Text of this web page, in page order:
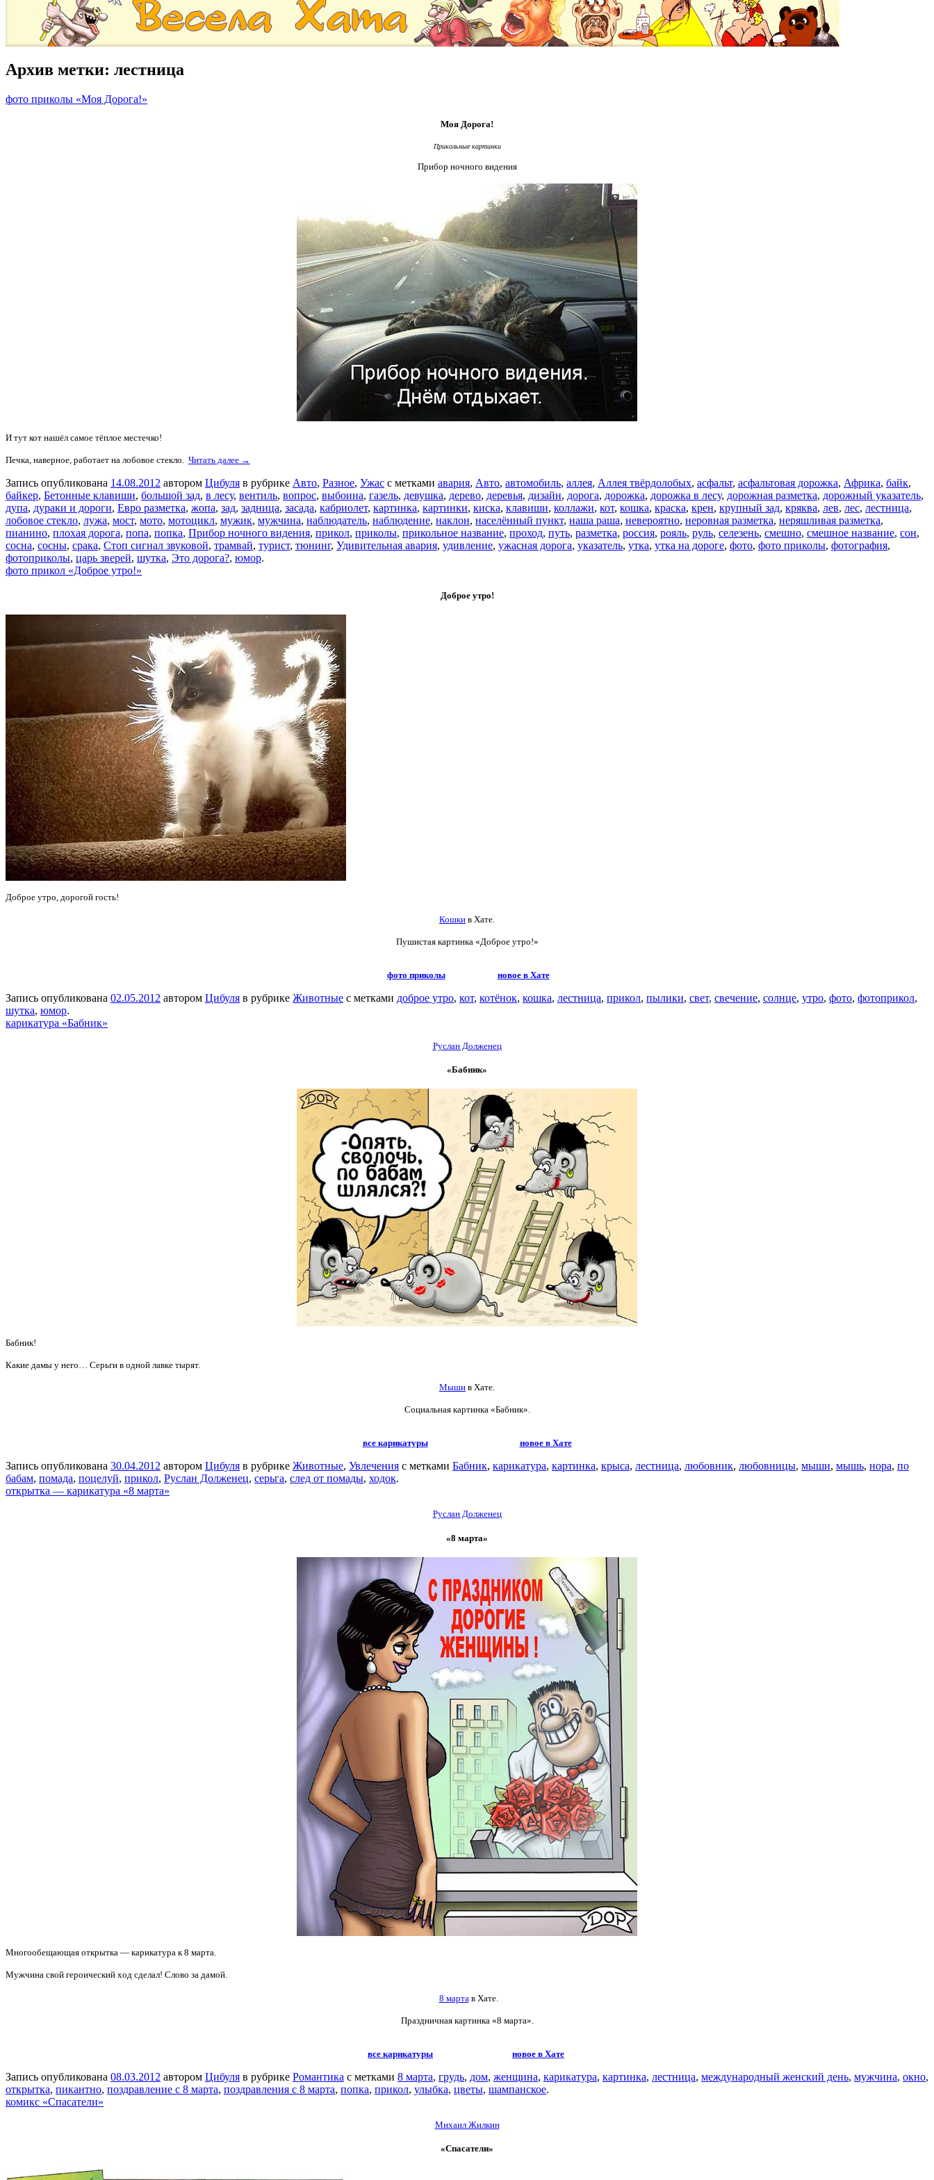
Архив метки: лестница
фото приколы «Моя Дорога!»
Моя Дорога!
Прикольные картинки
Прибор ночного видения
И тут кот нашёл самое тёплое местечко!
Печка, наверное, работает на лобовое стекло. Читать далее →
Запись опубликована 14.08.2012 автором Цибуля в рубрике Авто, Разное, Ужас с метками авария, Авто, автомобиль, аллея, Аллея твёрдолобых, асфальт, асфальтовая дорожка, Африка, байк,
байкер, Бетонные клавиши, большой зад, в лесу, вентиль, вопрос, выбоина, газель, девушка, дерево, деревья, дизайн, дорога, дорожка, дорожка в лесу, дорожная разметка, дорожный указатель,
дупа, дураки и дороги, Евро разметка, жопа, зад, задница, засада, кабриолет, картинка, картинки, киска, клавиши, коллажи, кот, кошка, краска, крен, крупный зад, кряква, лев, лес, лестница,
лобовое стекло, лужа, мост, мото, мотоцикл, мужик, мужчина, наблюдатель, наблюдение, наклон, населённый пункт, наша раша, невероятно, неровная разметка, неряшливая разметка,
пианино, плохая дорога, попа, попка, Прибор ночного видения, прикол, приколы, прикольное название, проход, путь, разметка, россия, рояль, руль, селезень, смешно, смешное название, сон,
сосна, сосны, срака, Стоп сигнал звуковой, трамвай, турист, тюнинг, Удивительная авария, удивление, ужасная дорога, указатель, утка, утка на дороге, фото, фото приколы, фотография,
фотоприколы, царь зверей, шутка, Это дорога?, юмор.
фото прикол «Доброе утро!»
Доброе утро!
Доброе утро, дорогой гость!
Кошки в Хате.
Пушистая картинка «Доброе утро!»
фото приколы новое в Хате
Запись опубликована 02.05.2012 автором Цибуля в рубрике Животные с метками доброе утро, кот, котёнок, кошка, лестница, прикол, пылики, свет, свечение, солнце, утро, фото, фотоприкол,
шутка, юмор.
карикатура «Бабник»
Руслан Долженец
«Бабник»
Бабник!
Какие дамы у него… Серьги в одной лавке тырят.
Мыши в Хате.
Социальная картинка «Бабник».
все карикатуры новое в Хате
Запись опубликована 30.04.2012 автором Цибуля в рубрике Животные, Увлечения с метками Бабник, карикатура, картинка, крыса, лестница, любовник, любовницы, мыши, мышь, нора, по
бабам, помада, поцелуй, прикол, Руслан Долженец, серьга, след от помады, ходок.
открытка — карикатура «8 марта»
Руслан Долженец
«8 марта»
Многообещающая открытка — карикатура к 8 марта.
Мужчина свой героический ход сделал! Слово за дамой.
8 марта в Хате.
Праздничная картинка «8 марта».
все карикатуры новое в Хате
Запись опубликована 08.03.2012 автором Цибуля в рубрике Романтика с метками 8 марта, грудь, дом, женщина, карикатура, картинка, лестница, международный женский день, мужчина, окно,
открытка, пикантно, поздравление с 8 марта, поздравления с 8 марта, попка, прикол, улыбка, цветы, шампанское.
комикс «Спасатели»
Михаил Жилкин
«Спасатели»